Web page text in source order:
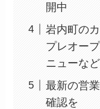
開中
岩内町の
プレオー
ニューなど
最新の営
確認を